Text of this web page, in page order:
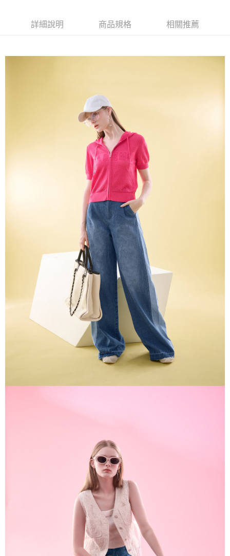
是否繳費成功／繳費後需取消欲退款等相關疑問，請聯繫「AFTEE先享後付
客戶支援中心」 https://netprotections.freshdesk.com/support/home
１．透過由恩沛科技股份有限公司提供之「AFTEE先享後付」服務完成之交
３．未成年的使用者請事先徵得法定代理人或監護人之同意方可使用
「AFTEE先享後付」，若未經同意申辦者引起之損失，本公司不負相關責
４．使用「AFTEE先享後付」時，將依據個別帳號之用戶狀況，依本公司即
時審查核予不同之上限額度；若仍有額度不足之情形，本公司將視審查結果
５．嚴禁一人註冊多個帳號或使用他人資訊註冊。若發現惡意使用之情形，
恩沛科技股份有限公司將有權停止該用戶之使用額度並採取法律行動。
詳細說明 商品規格 相關推薦